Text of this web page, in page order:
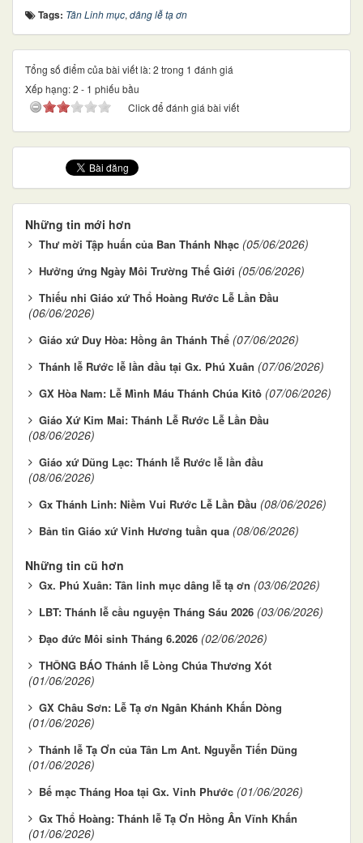
Tags: Tân Linh mục, dâng lễ tạ ơn
Tổng số điểm của bài viết là: 2 trong 1 đánh giá
Xếp hạng:2 - 1 phiếu bầu
Click để đánh giá bài viết
Những tin mới hơn
Thư mời Tập huấn của Ban Thánh Nhạc (05/06/2026)
Hưởng ứng Ngày Môi Trường Thế Giới (05/06/2026)
Thiếu nhi Giáo xứ Thổ Hoàng Rước Lễ Lần Đầu
(06/06/2026)
Giáo xứ Duy Hòa: Hồng ân Thánh Thể (07/06/2026)
Thánh lễ Rước lễ lần đầu tại Gx. Phú Xuân (07/06/2026)
GX Hòa Nam: Lễ Mình Máu Thánh Chúa Kitô (07/06/2026)
Giáo Xứ Kim Mai: Thánh Lễ Rước Lễ Lần Đầu
(08/06/2026)
Giáo xứ Dũng Lạc: Thánh lễ Rước lễ lần đầu
(08/06/2026)
Gx Thánh Linh: Niềm Vui Rước Lễ Lần Đầu (08/06/2026)
Bản tin Giáo xứ Vinh Hương tuần qua (08/06/2026)
Những tin cũ hơn
Gx. Phú Xuân: Tân linh mục dâng lễ tạ ơn (03/06/2026)
LBT: Thánh lễ cầu nguyện Tháng Sáu 2026 (03/06/2026)
Đạo đức Môi sinh Tháng 6.2026 (02/06/2026)
THÔNG BÁO Thánh lễ Lòng Chúa Thương Xót
(01/06/2026)
GX Châu Sơn: Lễ Tạ ơn Ngân Khánh Khấn Dòng
(01/06/2026)
Thánh lễ Tạ Ơn của Tân Lm Ant. Nguyễn Tiến Dũng
(01/06/2026)
Bế mạc Tháng Hoa tại Gx. Vinh Phước (01/06/2026)
Gx Thổ Hoàng: Thánh lễ Tạ Ơn Hồng Ân Vĩnh Khấn
(01/06/2026)